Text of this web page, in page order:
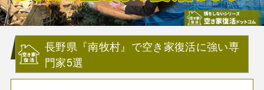
長野県『南牧村』で空き家復活に強い専
門家5選